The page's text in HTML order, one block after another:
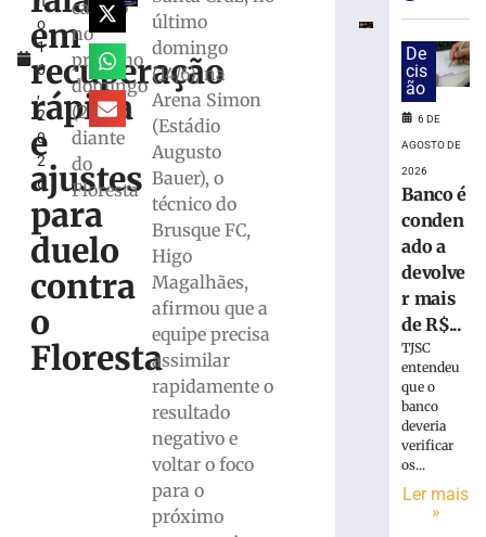
o
1
6
,
2
0
2
6
em
recuperação
rápida
e
ajustes
para
duelo
contra
o
Floresta
campo
no
próximo
domingo
(21)
diante
do
Floresta
último
domingo
(14/6), na
Arena Simon
(Estádio
Augusto
Bauer), o
técnico do
Brusque FC,
Higo
Magalhães,
afirmou que a
equipe precisa
assimilar
rapidamente o
resultado
negativo e
voltar o foco
para o
próximo
competições
durante
Copa
Feminina
2027
agosto
Maiores
campeões,
Cruzeiro
Grêmio
De
cis
ão
6 DE
AGOSTO DE
2026
Banco é
conden
ado a
devolve
r mais
de R$...
TJSC
entendeu
que o
banco
deveria
verificar
os...
Ler mais
»